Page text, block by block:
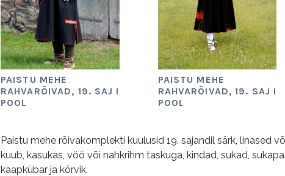
PAISTU MEHE
RAHVARÕIVAD, 19. SAJ I
POOL
PAISTU MEHE
RAHVARÕIVAD, 19. SAJ I
POOL
Paistu mehe rõivakomplekti kuulusid 19. sajandil särk, linased
kuub, kasukas, vöö või nahkrihm taskuga, kindad, sukad,
kaapkübar ja kõrvik.